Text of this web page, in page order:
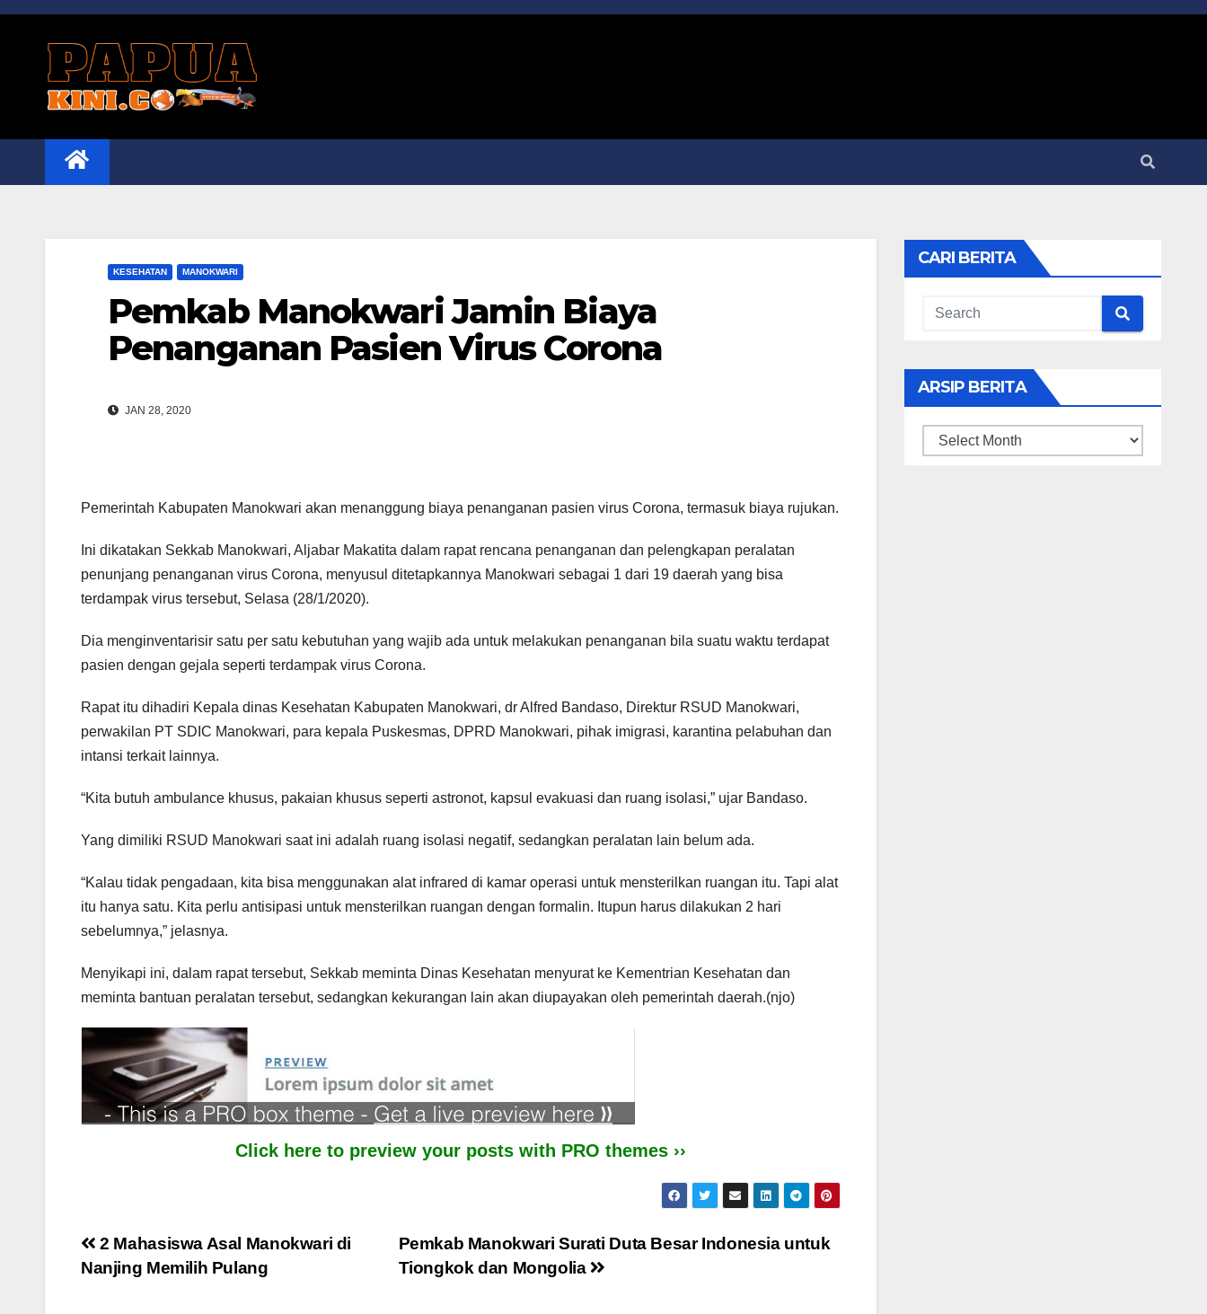
Skip
KESEHATAN MANOKWARI
Pemkab Manokwari Jamin Biaya
Penanganan Pasien Virus Corona
JAN 28, 2020
Pemerintah Kabupaten Manokwari akan menanggung biaya penanganan pasien virus Corona, termasuk biaya rujukan.
Ini dikatakan Sekkab Manokwari, Aljabar Makatita dalam rapat rencana penanganan dan pelengkapan peralatan
penunjang penanganan virus Corona, menyusul ditetapkannya Manokwari sebagai 1 dari 19 daerah yang bisa
terdampak virus tersebut, Selasa (28/1/2020).
Dia menginventarisir satu per satu kebutuhan yang wajib ada untuk melakukan penanganan bila suatu waktu terdapat
pasien dengan gejala seperti terdampak virus Corona.
Rapat itu dihadiri Kepala dinas Kesehatan Kabupaten Manokwari, dr Alfred Bandaso, Direktur RSUD Manokwari,
perwakilan PT SDIC Manokwari, para kepala Puskesmas, DPRD Manokwari, pihak imigrasi, karantina pelabuhan dan
intansi terkait lainnya.
“Kita butuh ambulance khusus, pakaian khusus seperti astronot, kapsul evakuasi dan ruang isolasi,” ujar Bandaso.
Yang dimiliki RSUD Manokwari saat ini adalah ruang isolasi negatif, sedangkan peralatan lain belum ada.
“Kalau tidak pengadaan, kita bisa menggunakan alat infrared di kamar operasi untuk mensterilkan ruangan itu. Tapi alat
itu hanya satu. Kita perlu antisipasi untuk mensterilkan ruangan dengan formalin. Itupun harus dilakukan 2 hari
sebelumnya,” jelasnya.
Menyikapi ini, dalam rapat tersebut, Sekkab meminta Dinas Kesehatan menyurat ke Kementrian Kesehatan dan
meminta bantuan peralatan tersebut, sedangkan kekurangan lain akan diupayakan oleh pemerintah daerah.(njo)
Click here to preview your posts with PRO themes ››
Post
navigation
Pemkab Manokwari Surati Duta Besar Indonesia untuk
Tiongkok dan Mongolia
2 Mahasiswa Asal Manokwari di
Nanjing Memilih Pulang
CARI BERITA
ARSIP BERITA
ARSIP